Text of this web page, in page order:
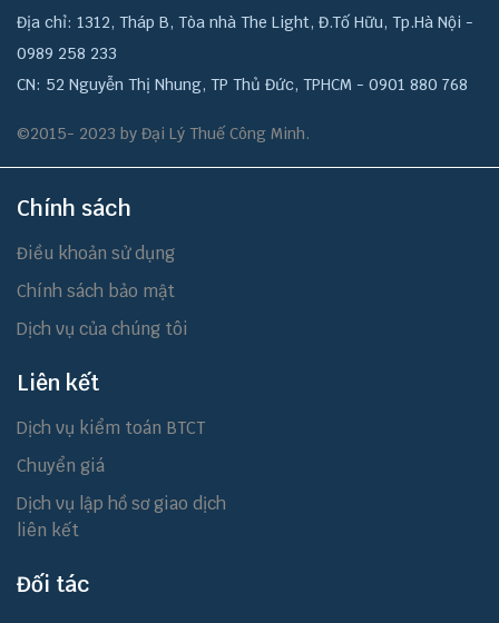
Địa chỉ: 1312, Tháp B, Tòa nhà The Light, Đ.Tố Hữu, Tp.Hà Nội -
0989 258 233
CN: 52 Nguyễn Thị Nhung, TP Thủ Đức, TPHCM - 0901 880 768
©2015- 2023 by Đại Lý Thuế Công Minh.
Chính sách
Điều khoản sử dụng
Chính sách bảo mật
Dịch vụ của chúng tôi
Liên kết
Dịch vụ kiểm toán BTCT
Chuyển giá
Dịch vụ lập hồ sơ giao dịch
liên kết
Đối tác